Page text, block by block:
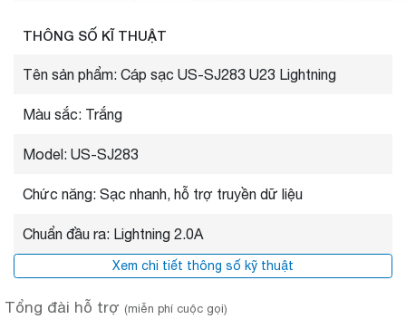
THÔNG SỐ KĨ THUẬT
Tên sản phẩm: Cáp sạc US-SJ283 U23 Lightning
Màu sắc: Trắng
Model: US-SJ283
Chức năng: Sạc nhanh, hỗ trợ truyền dữ liệu
Chuẩn đầu ra: Lightning 2.0A
Xem chi tiết thông số kỹ thuật
Tổng đài hỗ trợ (miễn phí cuộc gọi)